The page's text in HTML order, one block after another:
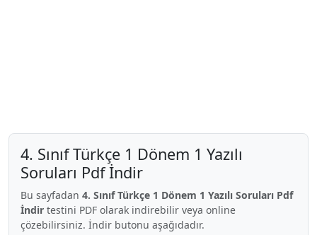
4. Sınıf Türkçe 1 Dönem 1 Yazılı
Soruları Pdf İndir
Bu sayfadan 4. Sınıf Türkçe 1 Dönem 1 Yazılı Soruları Pdf
İndir testini PDF olarak indirebilir veya online
çözebilirsiniz. İndir butonu aşağıdadır.